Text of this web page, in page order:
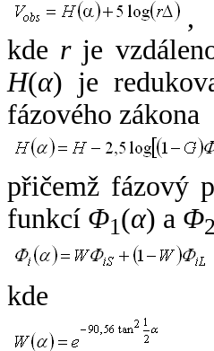
,
kde rje
H(α) je
fázového zákona
přičemž fázový
funkcí Φ1(α) a Φ2
kde